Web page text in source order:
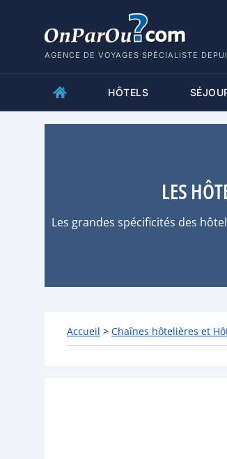
AGENCE DE VOYAGES SPÉCIALISTE
HÔTELS
LES
Les grandes spécificités des
Accueil > Chaînes hôtelières et